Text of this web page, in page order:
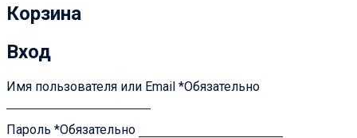
Корзина
Вход
Имя пользователя или Email *Обязательно
Пароль *Обязательно